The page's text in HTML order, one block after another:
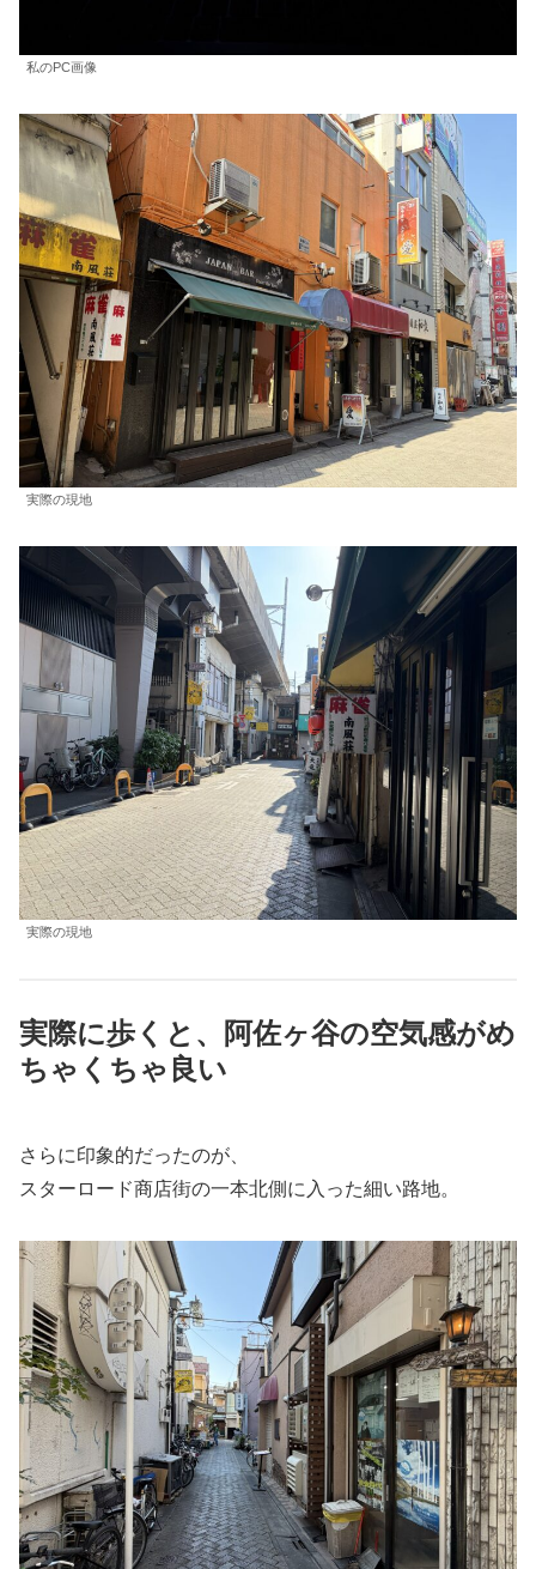
私のPC画像
実際の現地
実際の現地
実際に歩くと、阿佐ヶ谷の空気感がめ
ちゃくちゃ良い
さらに印象的だったのが、
スターロード商店街の一本北側に入った細い路地。